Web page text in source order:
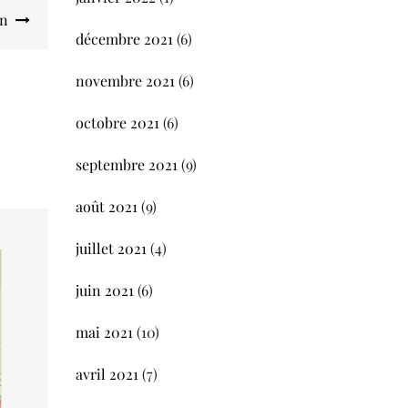
décembre 2021 (6)
novembre 2021 (6)
octobre 2021 (6)
septembre 2021 (9)
août 2021 (9)
juillet 2021 (4)
juin 2021 (6)
mai 2021 (10)
avril 2021 (7)